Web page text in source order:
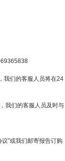
我们的客服人员将在24
我们的客服人员及时与
”或我们邮寄报告订购